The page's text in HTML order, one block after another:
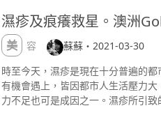
飾，還有迷人的殖民風格露台。 如
了天然光，感覺更漂亮呢。 這裡有
萄牙菜式。因為這裡是採用開放式廚
菜式時拍一張。 桌上擺放了漂亮的
會感覺更好，餐廳有專業的侍酒師
也是非常豐富的。但因為蘇蘇比較
小杯。 這時服務員送上餐廳自家製
濕疹及痕癢救星。澳洲
美容
蘇蘇・2021-03-30
時至今天，濕疹是現在十分普遍的
有機會遇上，皆因都市人生活壓力
力不足也可是成因之一。濕疹所引